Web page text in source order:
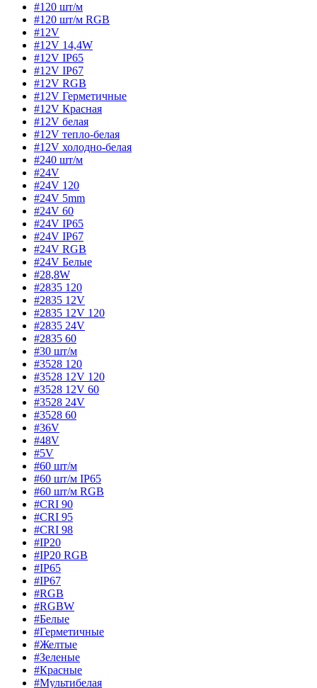
#120 шт/м
#120 шт/м RGB
#12V
#12V 14,4W
#12V IP65
#12V IP67
#12V RGB
#12V Герметичные
#12V Красная
#12V белая
#12V тепло-белая
#12V холодно-белая
#240 шт/м
#24V
#24V 120
#24V 5mm
#24V 60
#24V IP65
#24V IP67
#24V RGB
#24V Белые
#28,8W
#2835 120
#2835 12V
#2835 12V 120
#2835 24V
#2835 60
#30 шт/м
#3528 120
#3528 12V 120
#3528 12V 60
#3528 24V
#3528 60
#36V
#48V
#5V
#60 шт/м
#60 шт/м IP65
#60 шт/м RGB
#CRI 90
#CRI 95
#CRI 98
#IP20
#IP20 RGB
#IP65
#IP67
#RGB
#RGBW
#Белые
#Герметичные
#Желтые
#Зеленые
#Красные
#Мультибелая